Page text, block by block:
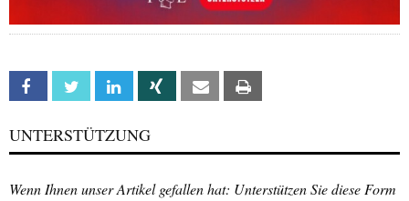
Facebook Twitter Linkedin Xing Email
UNTERSTÜTZUNG
Wenn Ihnen unser Artikel gefallen hat: Unterstützen Sie diese Form